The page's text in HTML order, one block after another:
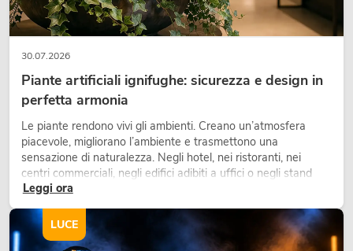
30.07.2026
Piante artificiali ignifughe: sicurezza e design in
perfetta armonia
Le piante rendono vivi gli ambienti. Creano un’atmosfera
piacevole, migliorano l’ambiente e trasmettono una
sensazione di naturalezza. Negli hotel, nei ristoranti, nei
centri commerciali, negli edifici adibiti a uffici o negli stand
fieristici, una vegetazione di alta qualità è ormai parte
Leggi ora
LUCE